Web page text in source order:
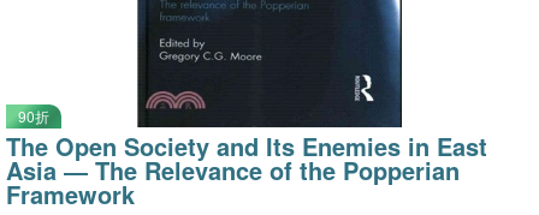
90折
The Open Society and Its Enemies in East
Asia ― The Relevance of the Popperian
Framework